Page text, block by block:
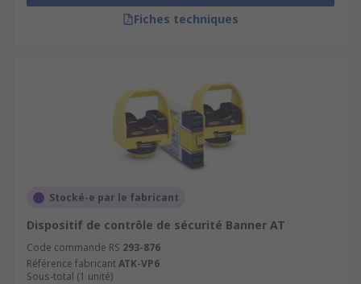
Fiches techniques
Stocké-e par le fabricant
Dispositif de contrôle de sécurité Banner AT
Code commande RS 293-876
Référence fabricantATK-VP6
Sous-total (1 unité)